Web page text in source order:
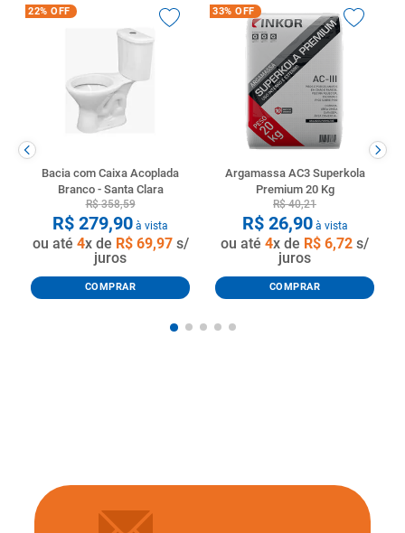
22% OFF
Bacia com Caixa Acoplada
Branco - Santa Clara
R$ 358,59
R$ 279,90 à vista
ou até 4x de R$ 69,97s/
juros
COMPRAR
33% OFF
Argamassa AC3 Superkola
Premium 20 Kg
R$ 40,21
R$ 26,90à vista
ou até 4x de R$ 6,72 s/
juros
COMPRAR